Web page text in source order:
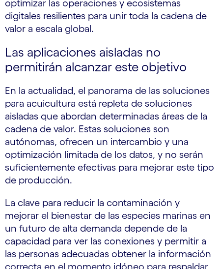
optimizar las operaciones y ecosistemas
digitales resilientes para unir toda la cadena de
valor a escala global.
Las aplicaciones aisladas no
permitirán alcanzar este objetivo
En la actualidad, el panorama de las soluciones
para acuicultura está repleta de soluciones
aisladas que abordan determinadas áreas de la
cadena de valor. Estas soluciones son
autónomas, ofrecen un intercambio y una
optimización limitada de los datos, y no serán
suficientemente efectivas para mejorar este tipo
de producción.
La clave para reducir la contaminación y
mejorar el bienestar de las especies marinas en
un futuro de alta demanda depende de la
capacidad para ver las conexiones y permitir a
las personas adecuadas obtener la información
correcta en el momento idóneo para respaldar